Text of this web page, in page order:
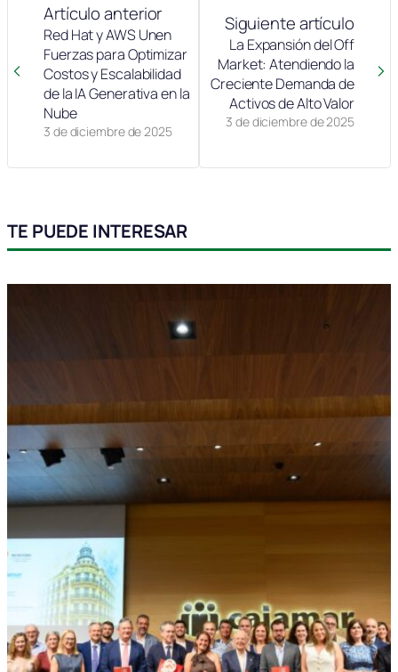
Artículo anterior
3 de diciembre de 2025
Red Hat y AWS Unen
Fuerzas para Optimizar
Costos y Escalabilidad
de la IA Generativa en la
Nube
Siguiente artículo
3 de diciembre de 2025
La Expansión del Off
Market: Atendiendo la
Creciente Demanda de
Activos de Alto Valor
TE PUEDE INTERESAR